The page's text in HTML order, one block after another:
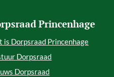
Princenhage
is Dorpsraad Princenhage
Dorpsraad
Dorpsraad